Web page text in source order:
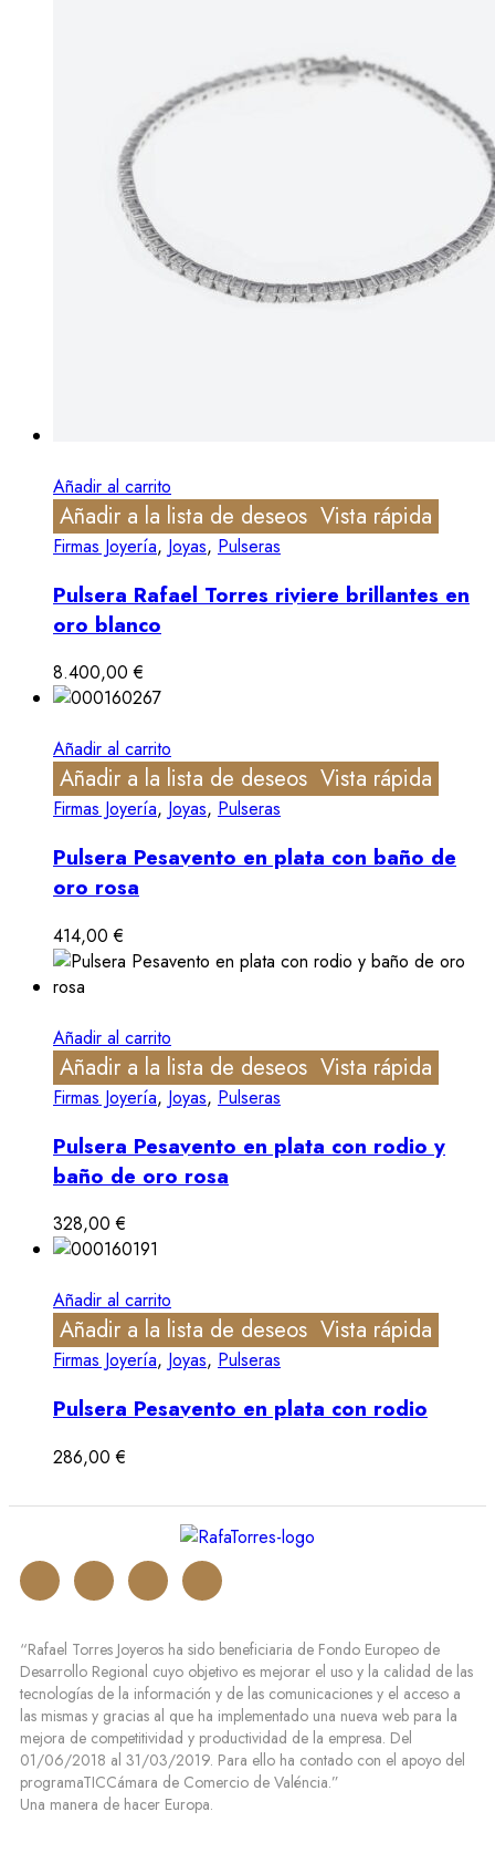
Añadir al carrito
Añadir a la lista de deseos Vista rápida
Firmas Joyería, Joyas, Pulseras
Pulsera Rafael Torres riviere brillantes en
oro blanco
8.400,00€
Añadir al carrito
Añadir a la lista de deseos Vista rápida
Firmas Joyería, Joyas, Pulseras
Pulsera Pesavento en plata con baño de
oro rosa
414,00€
Añadir al carrito
Añadir a la lista de deseos Vista rápida
Firmas Joyería, Joyas, Pulseras
Pulsera Pesavento en plata con rodio y
baño de oro rosa
328,00€
Añadir al carrito
Añadir a la lista de deseos Vista rápida
Firmas Joyería, Joyas, Pulseras
Pulsera Pesavento en plata con rodio
286,00€
“Rafael Torres Joyeros ha sido beneficiaria de Fondo Europeo de
Desarrollo Regional cuyo objetivo es mejorar el uso y la calidad de las
tecnologías de la información y de las comunicaciones y el acceso a
las mismas y gracias al que ha implementado una nueva web para la
mejora de competitividad y productividad de la empresa. Del
01/06/2018 al 31/03/2019. Para ello ha contado con el apoyo del
programaTICCámara de Comercio de Valéncia.”
Una manera de hacer Europa.